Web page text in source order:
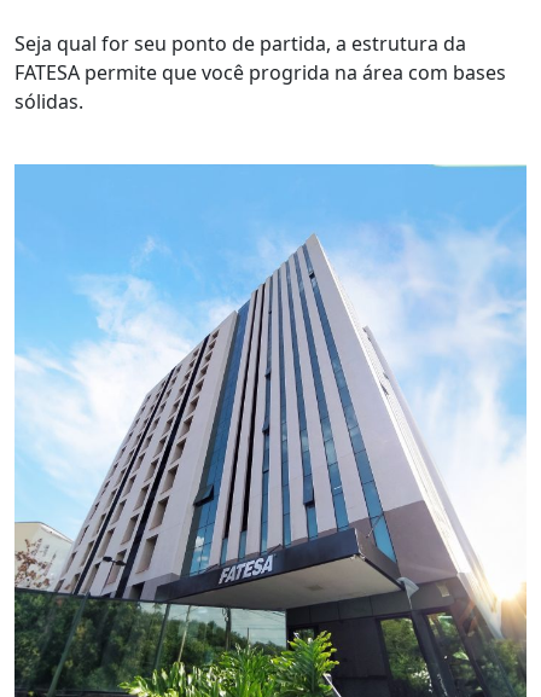
Seja qual for seu ponto de partida, a estrutura da
FATESA permite que você progrida na área com bases
sólidas.